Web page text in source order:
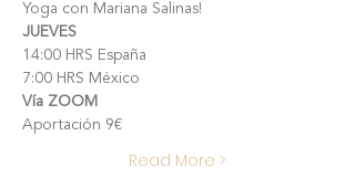
Yoga con Mariana Salinas!
JUEVES
14:00 HRS España
7:00 HRS México
Vía ZOOM
Aportación 9€
Read More >